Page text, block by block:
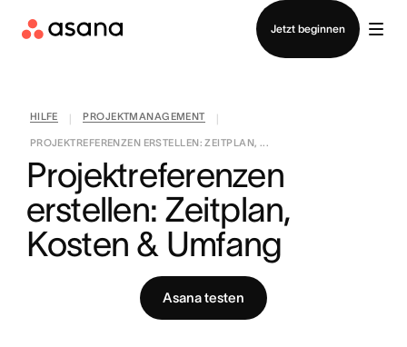
Jetzt beginnen
Vertrieb kontaktieren
HILFE PROJEKTMANAGEMENT
PROJEKTREFERENZEN ERSTELLEN: ZEITPLAN, ...
Projektreferenzen
erstellen: Zeitplan,
Kosten & Umfang
Asana testen